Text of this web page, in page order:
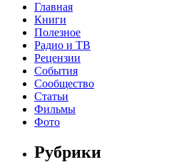
Главная
Книги
Полезное
Радио и ТВ
Рецензии
События
Сообщество
Статьи
Фильмы
Фото
Рубрики